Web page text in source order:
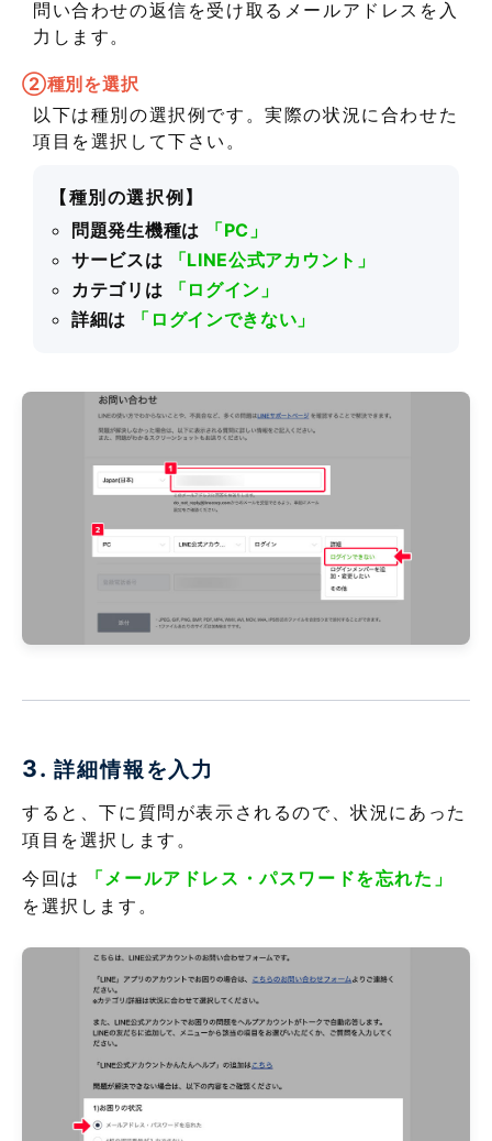
問い合わせの返信を受け取るメールアドレスを入
力します。
②種別を選択
以下は種別の選択例です。実際の状況に合わせた
項目を選択して下さい。
【種別の選択例】
問題発生機種は
「PC」
サービスは
「LINE公式アカウント」
カテゴリは
「ログイン」
詳細は
「ログインできない」
3. 詳細情報を入力
すると、下に質問が表示されるので、状況にあった
項目を選択します。
今回は
「メールアドレス・パスワードを忘れた」
を選択します。